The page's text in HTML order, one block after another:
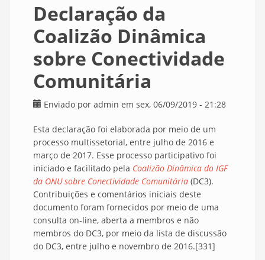
Declaração da
Coalizão Dinâmica
sobre Conectividade
Comunitária
Enviado por admin em sex, 06/09/2019 - 21:28
Esta declaração foi elaborada por meio de um
processo multissetorial, entre julho de 2016 e
março de 2017. Esse processo participativo foi
iniciado e facilitado pela Coalizão Dinâmica do IGF
da ONU sobre Conectividade Comunitária (DC3).
Contribuições e comentários iniciais deste
documento foram fornecidos por meio de uma
consulta on-line, aberta a membros e não
membros do DC3, por meio da lista de discussão
do DC3, entre julho e novembro de 2016.[331]